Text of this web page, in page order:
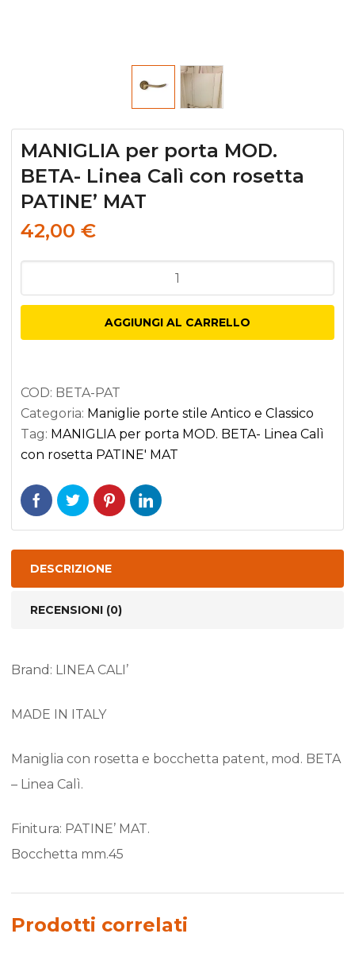
MANIGLIA per porta MOD.
BETA- Linea Calì con rosetta
PATINE’ MAT
42,00 €
per
MOD.
con
rosetta
MAT
quantità
AGGIUNGI AL CARRELLO
COD: BETA-PAT
Categoria: Maniglie porte stile Antico e Classico
Tag: MANIGLIA per porta MOD. BETA- Linea Calì
con rosetta PATINE' MAT
DESCRIZIONE
RECENSIONI (0)
Brand: LINEA CALI’
MADE IN ITALY
Maniglia con rosetta e bocchetta patent, mod. BETA
– Linea Calì.
Finitura: PATINE’ MAT.
Bocchetta mm.45
Prodotti correlati